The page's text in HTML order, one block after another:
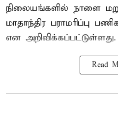
நிலையங்களில் நாளை
மாதாந்திர பராமரிப்பு
என அறிவிக்கப்பட்டுள்ளது.
Read